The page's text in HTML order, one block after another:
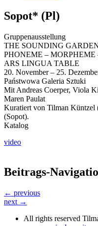
Sopot* (Pl)
Gruppenausstellung
THE SOUNDING
PHONEME – MORPHEME
ARS LINGUA TABLE
20. November – 25.
Państwowa Galeria Sztuki
Mit Andreas Coerper, Viola
Maren Paulat
Kuratiert von Tilman Küntzel
(Sopot).
Katalog
video
Beitrags-
← previous
next →
All rights reserved